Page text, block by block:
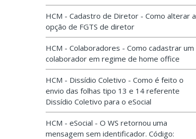
HCM - Cadastro de Diretor - Como alterar a
opção de FGTS de diretor
HCM - Colaboradores - Como cadastrar um
colaborador em regime de home office
HCM - Dissídio Coletivo - Como é feito o
envio das folhas tipo 13 e 14 referente
Dissídio Coletivo para o eSocial
HCM - eSocial - O WS retornou uma
mensagem sem identificador. Código: